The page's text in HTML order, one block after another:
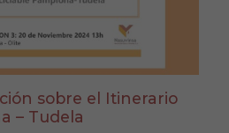
sobre el Itinerario
– Tudela